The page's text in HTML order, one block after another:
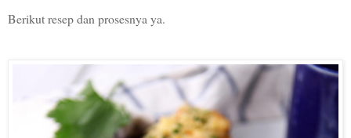
Berikut resep dan prosesnya ya.